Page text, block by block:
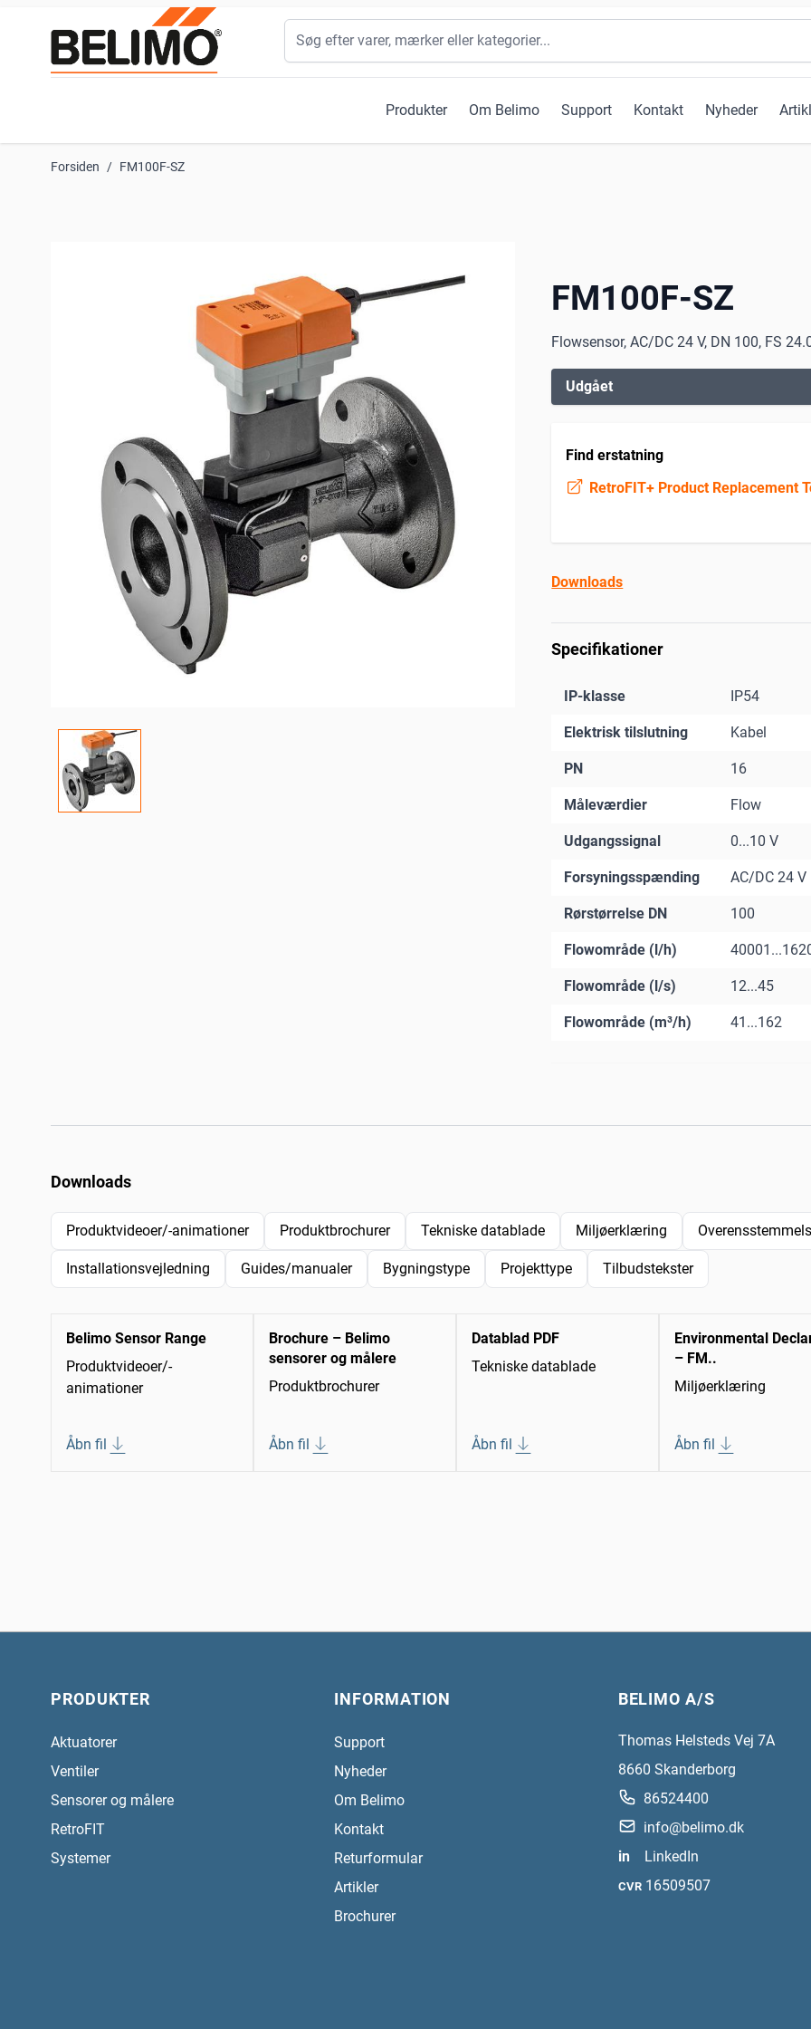
Produkter Om Belimo Support Kontakt Nyheder
Søg
Forsiden / FM100F-SZ
FM100F-SZ
Flowsensor, AC/DC 24 V, DN 100, FS
Udgået
Find erstatning
RetroFIT+ Product Replacement
Downloads
Specifikationer
IP-klasse IP54
Elektrisk tilslutning Kabel
PN 16
Måleværdier Flow
Udgangssignal 0...10 V
Forsyningsspænding AC/DC 24 V
Rørstørrelse DN 100
Flowområde (l/h)
Flowområde (l/s) 12...45
Flowområde (m³/h) 41...162
Downloads
Produktvideoer/-animationer Produktbrochurer Tekniske datablade Miljøerklæring
Installationsvejledning Guides/manualer Bygningstype Projekttype Tilbudstekster
Belimo Sensor Range
Produktvideoer/-
animationer
Åbn fil
Brochure – Belimo
sensorer og målere
Produktbrochurer
Åbn fil
Datablad PDF
Tekniske datablade
Åbn fil
Environmental
– FM..
Miljøerklæring
Åbn fil
PRODUKTER
Aktuatorer
Ventiler
Sensorer og målere
RetroFIT
Systemer
INFORMATION
Support
Nyheder
Om Belimo
Kontakt
Returformular
Artikler
Brochurer
BELIMO A/S
Thomas Helsteds Vej 7A
8660 Skanderborg
86524400
info@belimo.dk
in
LinkedIn
CVR 16509507